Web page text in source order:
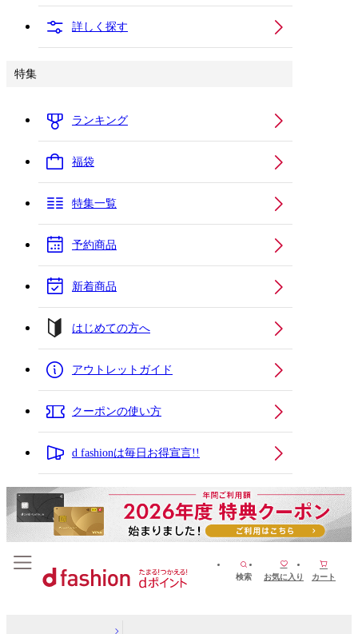
詳しく探す
特集
ランキング
福袋
特集一覧
予約商品
新着商品
はじめての方へ
アウトレットガイド
クーポンの使い方
d fashionは毎日お得宣言!!
検索 お気に入り カート